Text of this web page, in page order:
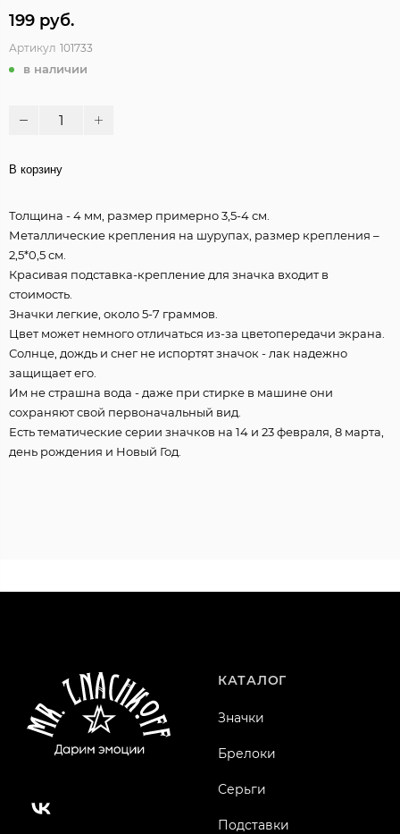
199 руб.
Артикул 101733
в наличии
В корзину
Толщина - 4 мм, размер примерно 3,5-4 см.
Металлические крепления на шурупах, размер крепления –
2,5*0,5 см.
Красивая подставка-крепление для значка входит в
стоимость.
Значки легкие, около 5-7 граммов.
Цвет может немного отличаться из-за цветопередачи экрана.
Солнце, дождь и снег не испортят значок - лак надежно
защищает его.
Им не страшна вода - даже при стирке в машине они
сохраняют свой первоначальный вид.
Есть тематические серии значков на 14 и 23 февраля, 8 марта,
день рождения и Новый Год.
КАТАЛОГ
Значки
Брелоки
Серьги
Подставки